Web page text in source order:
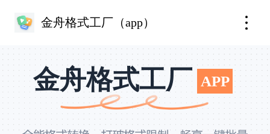
金舟格式工厂（app）
金舟格式工厂 APP